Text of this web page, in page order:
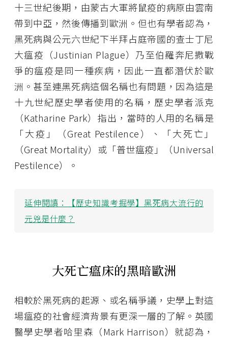
十三世紀後期，由蒙古大軍將鼠疫的病原由雲南
帶到中亞，然後傳播到歐洲。但也有學者認為，
黑死病與公元六世紀下半拜占庭帝國的查士丁尼
大瘟疫（Justinian Plague）乃至伯羅奔尼撒戰
爭的瘟疫是同一種疾病，因此一直都潛伏於歐
洲。甚至連黑死病這個名稱也有問題，因為這是
十九世紀歷史學者使用的名稱，歷史學者派克
（Katharine Park）指出，當時的人用的名稱是
「大疫」（Great Pestilence）、「大死亡」
（Great Mortality）或「普世瘟疫」（Universal
Pestilence）。
延伸閱讀：
【歷史知識考掘學】黑死病大流行的
元兇是什麼？
大死亡瘟床的黑暗歐洲
相較於黑死病的起源、或名稱爭議，史學上對這
場瘟疫的社會經濟背景有更深一層的了解。英國
醫學史學者哈里森（Mark Harrison）就認為，